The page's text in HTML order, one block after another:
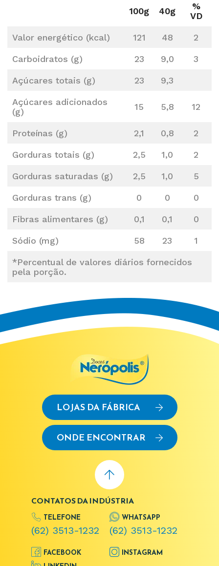
100g 40g
%
VD
Valor energético (kcal) 121 48 2
Carboidratos (g) 23 9,0 3
Açúcares totais (g) 23 9,3
Açúcares adicionados
(g)
15 5,8 12
Proteínas (g) 2,1 0,8 2
Gorduras totais (g) 2,5 1,0 2
Gorduras saturadas (g) 2,5 1,0 5
Gorduras trans (g) 0 0 0
Fibras alimentares (g) 0,1 0,1 0
Sódio (mg) 58 23 1
*Percentual de valores diários fornecidos
pela porção.
LOJAS DA FÁBRICA
ONDE ENCONTRAR
CONTATOS DA INDÚSTRIA
TELEFONE
(62) 3513-1232
WHATSAPP
(62) 3513-1232
FACEBOOK
INSTAGRAM